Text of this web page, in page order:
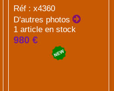
Réf : x4360
D'autres photos
1 article en stock
980 €